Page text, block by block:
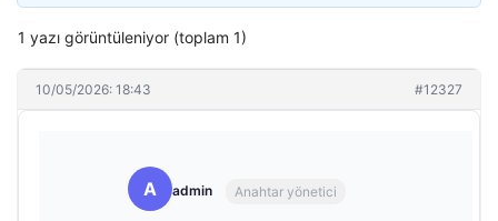
1 yazı görüntüleniyor (toplam 1)
10/05/2026: 18:43 #12327
A admin Anahtar yönetici